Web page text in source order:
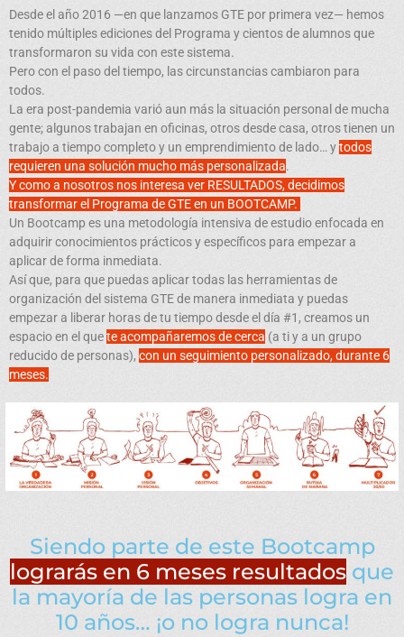
Desde el año2016 —en que lanzamos GTE por primera vez— hemos
tenido múltiplesediciones del Programa y cientos de alumnos que
transformaron su vida con este sistema.
Pero con el paso del tiempo, las circunstancias cambiaron para
todos.
La era post-pandemia varió aun más la situación personal de mucha
gente; algunos trabajan en oficinas, otros desde casa, otros tienen un
trabajo a tiempo completo y un emprendimiento de lado… ytodos
requieren una solución mucho más personalizada.
Y como a nosotros nos interesa ver RESULTADOS, decidimos
transformar el Programa de GTE en un BOOTCAMP.
Un Bootcamp es una metodología intensiva de estudio enfocada en
adquirir conocimientos prácticos y específicos para empezar a
aplicar de forma inmediata.
Así que, para que puedas aplicar todas las herramientas de
organización del sistema GTE de manera inmediata y puedas
empezar a liberar horas de tu tiempo desde el día #1, creamos un
espacio en el quete acompañaremos de cerca (a ti y a un grupo
reducido de personas), con un seguimiento personalizado, durante 6
meses.
Siendo parte de este Bootcamp
lograrás en 6 meses resultados que
la mayoría de las personas logra en
10 años… ¡o no logra nunca!